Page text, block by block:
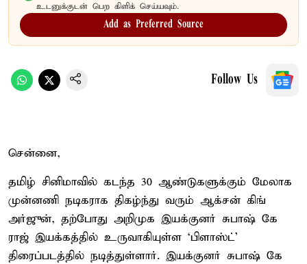
உடனுக்குடன் பெற கிளிக் செய்யவும்.
Add as Preferred Source
Follow Us
சென்னை,
தமிழ் சினிமாவில் கடந்த 30 ஆண்டுகளுக்கும் மேலாக
முன்னணி நடிகராக திகழ்ந்து வரும் ஆக்சன் கிங்
அர்ஜுன், தற்போது அறிமுக இயக்குனர் சுபாஷ் கே
ராஜ் இயக்கத்தில் உருவாகியுள்ள ‘பிளாஸ்ட்’
திரைப்படத்தில் நடித்துள்ளார். இயக்குனர் சுபாஷ் கே